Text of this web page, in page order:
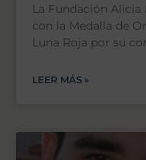
La Fundación
con la Medalla de
Luna Roja por su
LEER MÁS »